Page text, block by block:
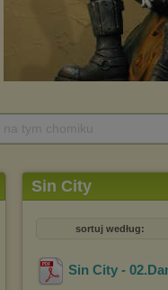
Sin City
sortuj według:
Sin City -